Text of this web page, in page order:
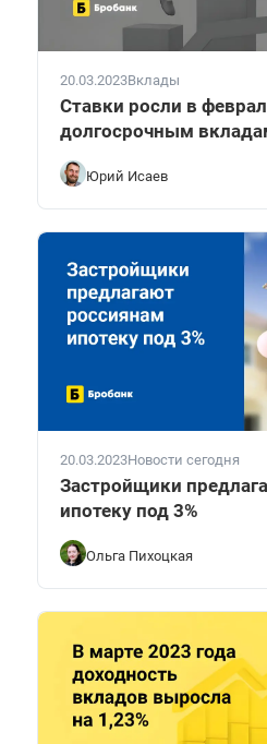
20.03.2023Вклады
Ставки росли в
долгосрочным
Юрий Исаев
20.03.2023Новости сегодня
Застройщики
ипотеку под 3%
Ольга Пихоцкая